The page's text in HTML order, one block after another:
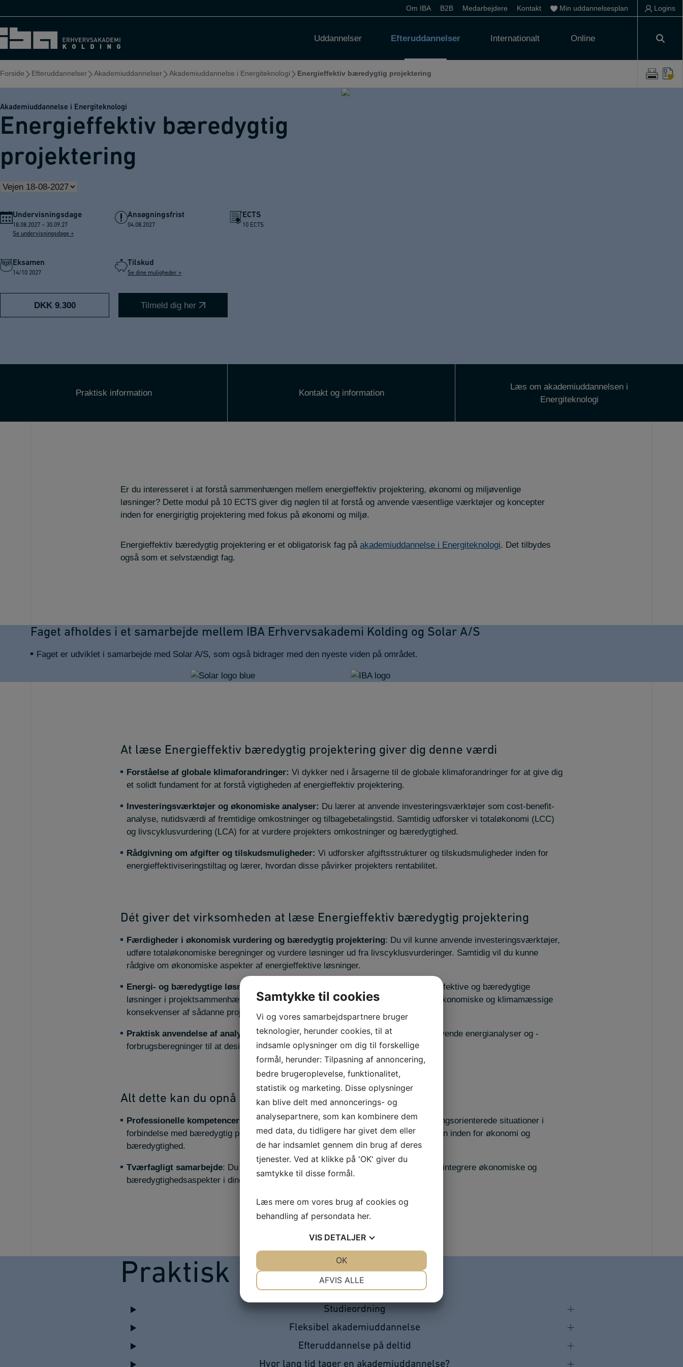
til
Om IBA B2B Medarbejdere Kontakt Min uddannelsesplan Logins
Uddannelser Efteruddannelser Internationalt Online
Forside Efteruddannelser Akademiuddannelser Akademiuddannelse i Energiteknologi Energieffektiv bæredygtig projektering
Akademiuddannelse i Energiteknologi
Energieffektiv bæredygtig
projektering
Undervisningsdage
18.08.2027 – 30.09.27
Se undervisningsdage +
Ansøgningsfrist
04.08.2027
ECTS
10 ECTS
Eksamen
14/10 2027
Tilskud
Se dine muligheder +
DKK 9.300 Tilmeld dig her
Praktisk information Kontakt og information
Læs om akademiuddannelsen i
Energiteknologi
Er du interesseret i at forstå sammenhængen mellem energieffektiv projektering, økonomi og miljøvenlige
løsninger? Dette modul på 10 ECTS giver dig nøglen til at forstå og anvende væsentlige værktøjer og koncepter
inden for energirigtig projektering med fokus på økonomi og miljø.
Energieffektiv bæredygtig projektering er et obligatorisk fag på akademiuddannelse i Energiteknologi. Det tilbydes
også som et selvstændigt fag.
Faget afholdes i et samarbejde mellem IBA Erhvervsakademi Kolding og Solar A/S
Faget er udviklet i samarbejde med Solar A/S, som også bidrager med den nyeste viden på området.
At læse Energieffektiv bæredygtig projektering giver dig denne værdi
Forståelse af globale klimaforandringer: Vi dykker ned i årsagerne til de globale klimaforandringer for at give dig
et solidt fundament for at forstå vigtigheden af energieffektiv projektering.
Investeringsværktøjer og økonomiske analyser: Du lærer at anvende investeringsværktøjer som cost-benefit-
analyse, nutidsværdi af fremtidige omkostninger og tilbagebetalingstid. Samtidig udforsker vi totaløkonomi (LCC)
og livscyklusvurdering (LCA) for at vurdere projekters omkostninger og bæredygtighed.
Rådgivning om afgifter og tilskudsmuligheder: Vi udforsker afgiftsstrukturer og tilskudsmuligheder inden for
energieffektiviseringstiltag og lærer, hvordan disse påvirker projekters rentabilitet.
Dét giver det virksomheden at læse Energieffektiv bæredygtig projektering
Færdigheder i økonomisk vurdering og bæredygtig projektering: Du vil kunne anvende investeringsværktøjer,
udføre totaløkonomiske beregninger og vurdere løsninger ud fra livscyklusvurderinger. Samtidig vil du kunne
rådgive om økonomiske aspekter af energieffektive løsninger.
Energi- og bæredygtige løsninger
: Vi vil træne dig i at vælge og formidle energieffektive og bæredygtige
løsninger i projektsammenhæng, samtidig med at du kan vurdere og diskutere de økonomiske og klimamæssige
konsekvenser af sådanne projekter.
Praktisk anvendelse af analyser og beregninger: Du vil opnå færdigheder i at anvende energianalyser og -
forbrugsberegninger til at designe og implementere energieffektiviseringsprojekter.
Alt dette kan du opnå ved at læse faget
Professionelle kompetencer: Modul D giver dig færdigheder til at håndtere udviklingsorienterede situationer i
forbindelse med bæredygtig projektering og ruste dig til at søge og anvende ny viden inden for økonomi og
bæredygtighed.
Tværfagligt samarbejde: Du vil lære at samarbejde på tværs af fagområder for at integrere økonomiske og
bæredygtighedsaspekter i dine projekter.
Praktisk information
Studieordning
Fleksibel akademiuddannelse
Efteruddannelse på deltid
Hvor lang tid tager en akademiuddannelse?
Samtykke til cookies
Vi og vores samarbejdspartnere bruger
teknologier, herunder cookies, til at
indsamle oplysninger om dig til forskellige
formål, herunder: Tilpasning af annoncering,
bedre brugeroplevelse, funktionalitet,
statistik og marketing. Disse oplysninger
kan blive delt med annoncerings- og
analysepartnere, som kan kombinere dem
med data, du tidligere har givet dem eller
de har indsamlet gennem din brug af deres
tjenester. Ved at klikke på 'OK' giver du
samtykke til disse formål.
Læs mere om vores brug af cookies og
behandling af persondata her.
VIS DETALJER
STATISTIK
AFVIS ALLE
OK